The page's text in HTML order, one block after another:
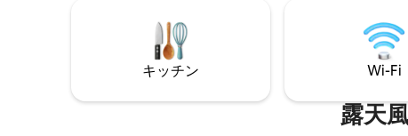
で、非常に便利です。1階には7-11コンビ
ニがあり、周りにはバーベキュー、焼き
鳥、ラーメン屋から、精巧な寿司や刺身
を提供する大きなレストランまで、さま
ざまな素晴らしいレストランがあり、い
つも日本の味を楽しめる場所が見つかり
市内の純
周辺はと
的な日本
はレスト
大型スー
の詳細 @
オル（予備
キッチン Wi-Fi
露天